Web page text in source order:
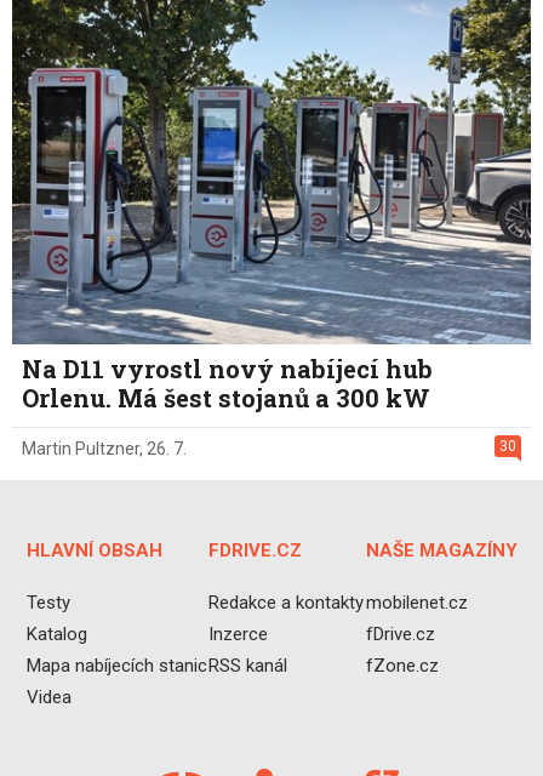
Na D11 vyrostl nový nabíjecí hub
Orlenu. Má šest stojanů a 300 kW
30
Martin Pultzner, 26. 7.
HLAVNÍ OBSAH
Testy
Katalog
Mapa nabíjecích stanic
Videa
FDRIVE.CZ
Redakce a kontakty
Inzerce
RSS kanál
NAŠE MAGAZÍNY
mobilenet.cz
fDrive.cz
fZone.cz